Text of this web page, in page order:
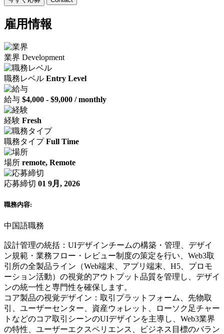
雇用情報
業界 Development
職務レベル Entry Level
給与 $4,000 - $9,000 / monthly
経験 Fresh
職務タイプ Full Time
場所 remote, Remote
応募締切 01 9月, 2026
職務内容:
中国語職務
設計管理の統括：UIデザインチームの構築・管理、デザイ
ン規範・業務フロー・レビュー制度の策定を行い、Web3取
引所の全製品ライン（Web端末、アプリ端末、H5、プロモ
ーション活動）の視覚的アウトプット品質を管理し、デザイ
ンの統一性と専門性を確保します。
コア製品の視覚デザイン：取引プラットフォーム、先物取
引、ユーザーセンター、資産ウォレット、ローソク足チャー
トなどのコア取引シーンのUIデザインを主導し、Web3業界
の特性、ユーザーエクスペリエンス、ビジネス目標のバラン